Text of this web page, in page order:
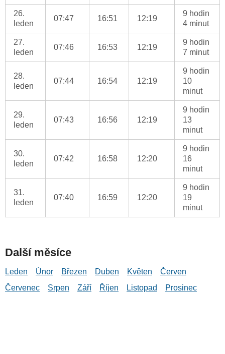
26.
leden
07:47 16:51 12:19
9 hodin
4 minut
27.
leden
07:46 16:53 12:19
9 hodin
7 minut
28.
leden
07:44 16:54 12:19
9 hodin
10
minut
29.
leden
07:43 16:56 12:19
9 hodin
13
minut
30.
leden
07:42 16:58 12:20
9 hodin
16
minut
31.
leden
07:40 16:59 12:20
9 hodin
19
minut
Další měsíce
Leden Únor Březen Duben Květen
Červen
Červenec
Srpen Září Říjen Listopad Prosinec